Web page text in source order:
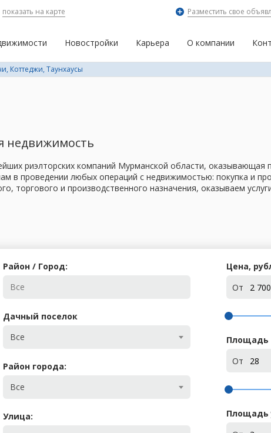
показать на карте Разместить свое
Новостройки Карьера О компании
Коттеджи, Таунхаусы
недвижимость
риэлторских компаний Мурманской области, оказывающая
в проведении любых операций с недвижимостью: покупка и
торгового и производственного назначения, оказываем
Район / Город:
Дачный поселок
Все
Район города:
Все
Улица:
Цена,
От
Площадь
От
Площадь